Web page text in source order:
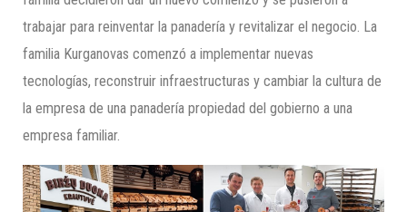
trabajar para reinventar la panadería y revitalizar el negocio. La
familia Kurganovas comenzó a implementar nuevas
tecnologías, reconstruir infraestructuras y cambiar la cultura de
la empresa de una panadería propiedad del gobierno a una
empresa familiar.